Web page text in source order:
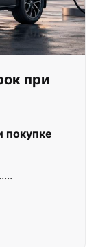
при
покупке